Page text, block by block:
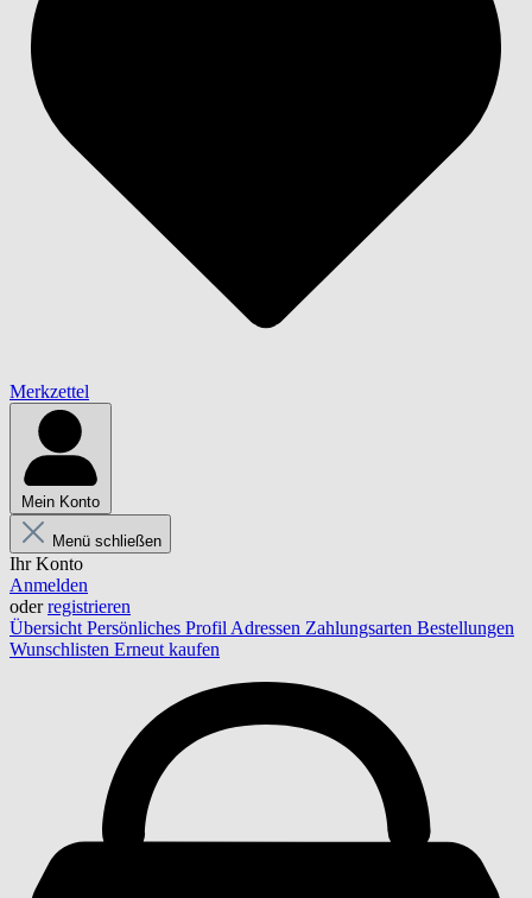
Merkzettel
Mein Konto
Menü schließen
Ihr Konto
Anmelden
oderregistrieren
Übersicht Persönliches Profil Adressen Zahlungsarten Bestellungen
Wunschlisten Erneut kaufen